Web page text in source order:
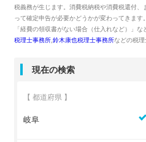
税義務が生じます。消費税納税や消費税還付
って確定申告が必要かどうかが変わってきま
「経費の領収書がない場合（仕入れなど）」
税理士事務所 鈴木康也税理士事務所などの税理
現在の検索
【 都道府県 】
岐阜